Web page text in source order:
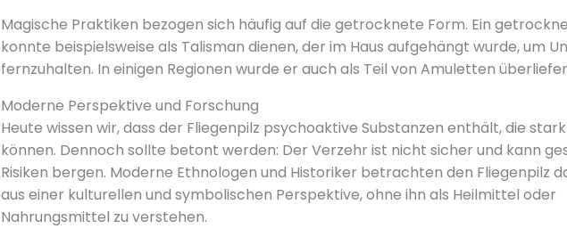
Magische Praktiken bezogen sich häufig auf die getrocknete Form. Ein
konnte beispielsweise als Talisman dienen, der im Haus aufgehängt wurde, um
fernzuhalten. In einigen Regionen wurde er auch als Teil von Amuletten
Moderne Perspektive und Forschung
Heute wissen wir, dass der Fliegenpilz psychoaktive Substanzen enthält, die
können. Dennoch sollte betont werden: Der Verzehr ist nicht sicher und kann
Risiken bergen. Moderne Ethnologen und Historiker betrachten den Fliegenpilz
aus einer kulturellen und symbolischen Perspektive, ohne ihn als Heilmittel oder
Nahrungsmittel zu verstehen.